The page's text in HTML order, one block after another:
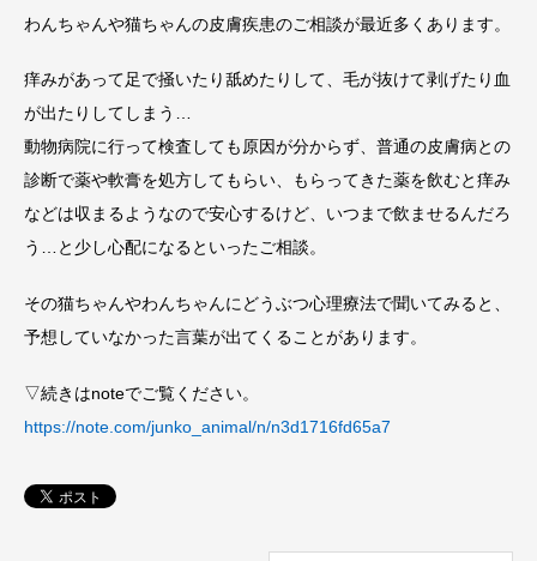
わんちゃんや猫ちゃんの皮膚疾患のご相談が最近多くあります。
痒みがあって足で掻いたり舐めたりして、毛が抜けて剥げたり血
が出たりしてしまう…
動物病院に行って検査しても原因が分からず、普通の皮膚病との
診断で薬や軟膏を処方してもらい、もらってきた薬を飲むと痒み
などは収まるようなので安心するけど、いつまで飲ませるんだろ
う…と少し心配になるといったご相談。
その猫ちゃんやわんちゃんにどうぶつ心理療法で聞いてみると、
予想していなかった言葉が出てくることがあります。
▽続きはnoteでご覧ください。
https://note.com/junko_animal/n/n3d1716fd65a7